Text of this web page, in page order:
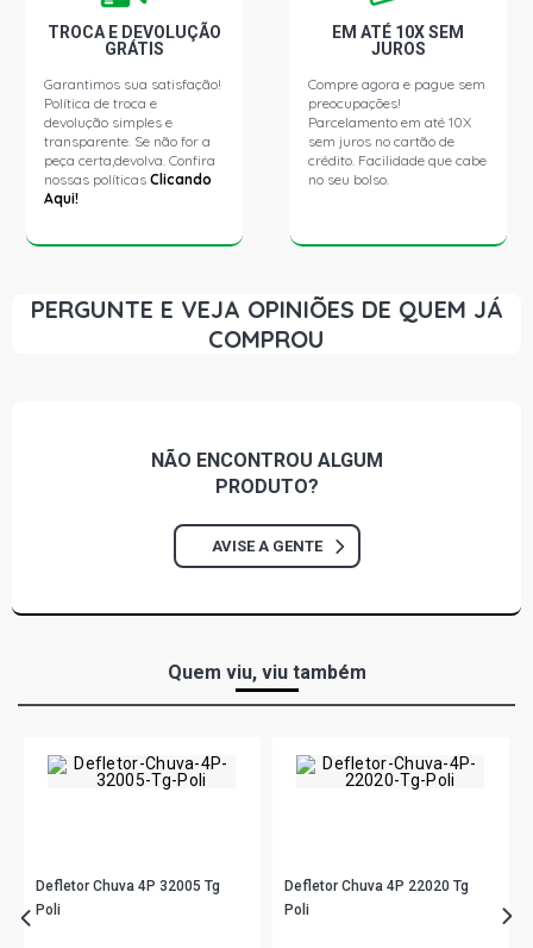
TROCA E DEVOLUÇÃO
GRÁTIS
Garantimos sua satisfação!
Política de troca e
devolução simples e
transparente. Se não for a
peça certa,devolva. Confira
nossas políticasClicando
Aqui!
EM ATÉ 10X SEM
JUROS
Compre agora e pague sem
preocupações!
Parcelamento em até 10X
sem juros no cartão de
crédito. Facilidade que cabe
no seu bolso.
PERGUNTE E VEJA OPINIÕES DE QUEM JÁ
COMPROU
NÃO ENCONTROU ALGUM
PRODUTO?
AVISE A GENTE
Quem viu, viu também
Defletor Chuva 4P 32005 Tg
Poli
Defletor Chuva 4P 22020 Tg
Poli